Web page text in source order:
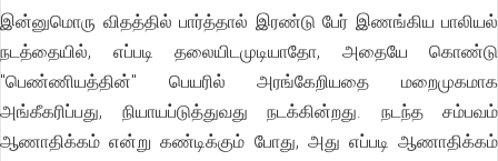
இன்னுமொரு விதத்தில் பார்த்தால் இரண்டு பேர் இணங்கிய பாலியல்
நடத்தையில், எப்படி தலையிடமுடியாதோ, அதையே கொண்டு
"பெண்ணியத்தின்" பெயரில் அரங்கேறியதை மறைமுகமாக
அங்கீகரிப்பது, நியாயப்டுத்துவது நடக்கின்றது. நடந்த சம்பவம்
ஆணாதிக்கம் என்று கண்டிக்கும் போது, அது எப்படி ஆணாதிக்கம்